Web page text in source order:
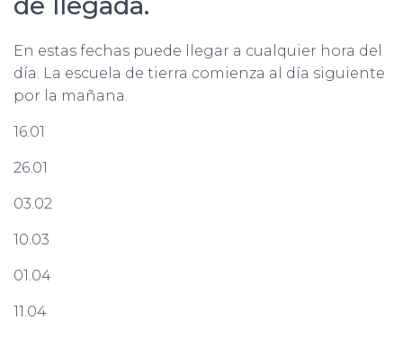
En estas fechas puede llegar a cualquier hora del
día. La escuela de tierra comienza al día siguiente
por la mañana.
16.01
26.01
03.02
10.03
01.04
11.04